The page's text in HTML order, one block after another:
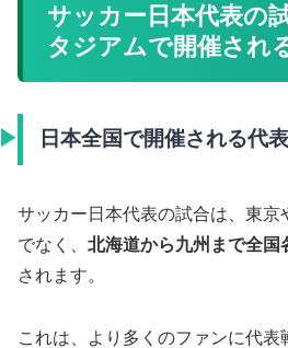
サッカー日本代表の
タジアムで開催され
日本全国で開催される代
サッカー日本代表の試合は、東京
でなく、 北海道から九州まで全国
されます。
これは、より多くのファンに代表